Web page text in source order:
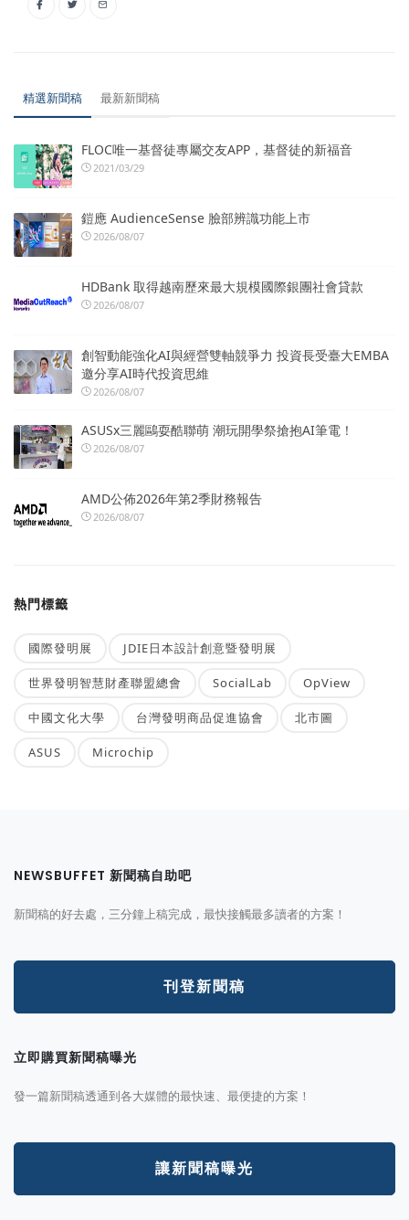
精選新聞稿 最新新聞稿
FLOC唯一基督徒專屬交友APP，基督徒的新福音
2021/03/29
鎧應 AudienceSense 臉部辨識功能上市
2026/08/07
HDBank 取得越南歷來最大規模國際銀團社會貸款
2026/08/07
創智動能強化AI與經營雙軸競爭力 投資長受臺大EMBA
邀分享AI時代投資思維
2026/08/07
ASUSx三麗鷗耍酷聯萌 潮玩開學祭搶抱AI筆電！
2026/08/07
AMD公佈2026年第2季財務報告
2026/08/07
熱門標籤
國際發明展 JDIE日本設計創意暨發明展
世界發明智慧財產聯盟總會 SocialLab OpView
中國文化大學 台灣發明商品促進協會 北市圖
ASUS Microchip
NEWSBUFFET 新聞稿自助吧
新聞稿的好去處，三分鐘上稿完成，最快接觸最多讀者的方案！
刊登新聞稿
立即購買新聞稿曝光
發一篇新聞稿透通到各大媒體的最快速、最便捷的方案！
讓新聞稿曝光